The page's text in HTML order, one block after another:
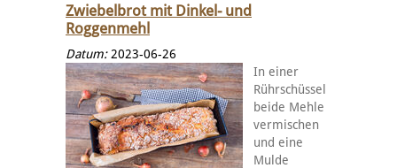
Zwiebelbrot mit Dinkel- und
Roggenmehl
Datum:2023-06-26
In einer
Rührschüssel
beide Mehle
vermischen
und eine
Mulde